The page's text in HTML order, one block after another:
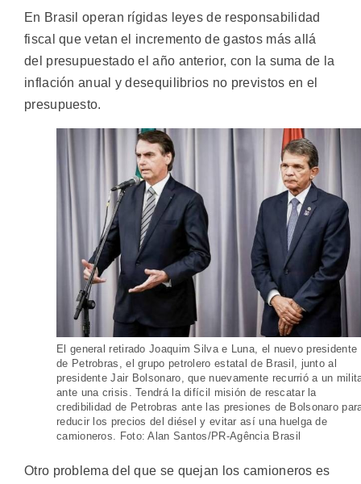
En Brasil operan rígidas leyes de responsabilidad
fiscal que vetan el incremento de gastos más allá
del presupuestado el año anterior, con la suma de la
inflación anual y desequilibrios no previstos en el
presupuesto.
El general retirado Joaquim Silva e Luna, el nuevo presidente
de Petrobras, el grupo petrolero estatal de Brasil, junto al
presidente Jair Bolsonaro, que nuevamente recurrió a un
ante una crisis. Tendrá la difícil misión de rescatar la
credibilidad de Petrobras ante las presiones de Bolsonaro
reducir los precios del diésel y evitar así una huelga de
camioneros. Foto: Alan Santos/PR-Agência Brasil
Otro problema del que se quejan los camioneros es